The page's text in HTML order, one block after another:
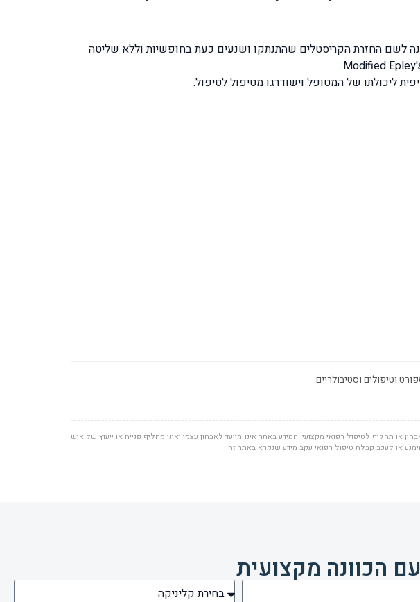
לשם החזרת הקריסטלים שהתנתקו ושנעים כעת בחופשיות וללא שליטה
ליכולתו של המטופל וישודרגו מטיפול לטיפול.
וטיפולים וסטיבולריים.
או תחליף לטיפול רפואי מקצועי. המידע באתר אינו מיועד לאבחון עצמי ואינו מחליף פנייה או ייעוץ של איש
או לעכב קבלת טיפול רפואי עקב מידע שנקרא באתר זה.
הכוונה מקצועית